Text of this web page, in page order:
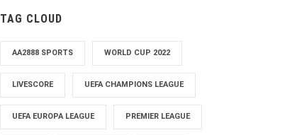
TAG CLOUD
AA2888 SPORTS WORLD CUP 2022
LIVESCORE UEFA CHAMPIONS LEAGUE
UEFA EUROPA LEAGUE PREMIER LEAGUE